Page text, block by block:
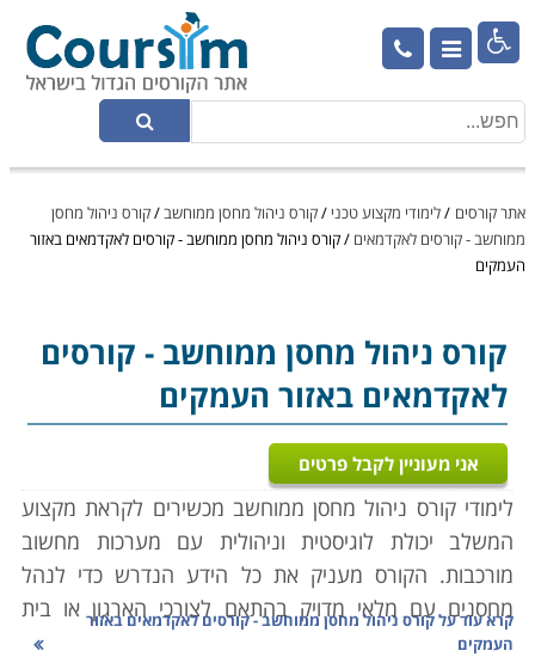

אתר קורסים /לימודי מקצוע טכני /קורס ניהול מחסן ממוחשב/קורס ניהול מחסן
ממוחשב - קורסים לאקדמאים /קורס ניהול מחסן ממוחשב - קורסים לאקדמאים באזור
העמקים
קורס ניהול מחסן ממוחשב - קורסים
לאקדמאים באזור העמקים
אני מעוניין לקבל פרטים
לימודי קורס ניהול מחסן ממוחשב מכשירים לקראת מקצוע
המשלב יכולת לוגיסטית וניהולית עם מערכות מחשוב
מורכבות. הקורס מעניק את כל הידע הנדרש כדי לנהל
מחסנים עם מלאי מדויק בהתאם לצורכי הארגון או בית
העסק, סחר יבוא ויצוא, מעקב אחר סחורות נכנסות ויוצאות
קרא עוד עלקורס ניהול מחסן ממוחשב - קורסים לאקדמאים באזור
העמקים